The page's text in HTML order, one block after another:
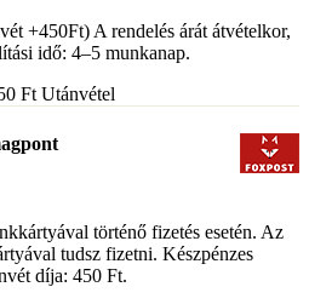
+450Ft) A rendelés árát átvételkor,
idő: 4–5 munkanap.
Ft Utánvétel
történő fizetés esetén. Az
tudsz fizetni. Készpénzes
díja: 450 Ft.